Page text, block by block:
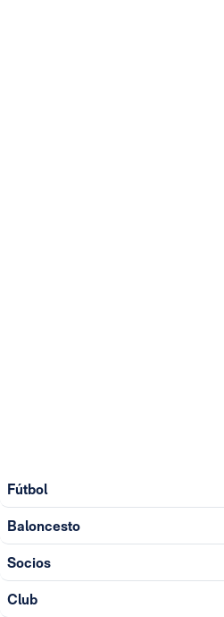
Fútbol
Baloncesto
Socios
Club